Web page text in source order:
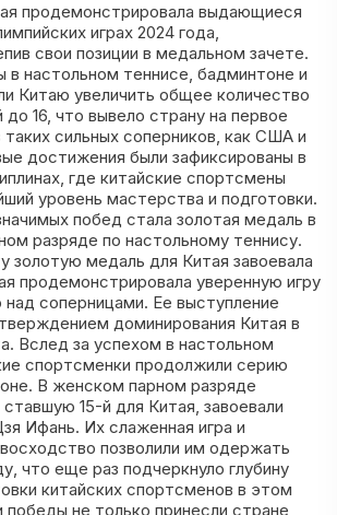
продемонстрировала выдающиеся
играх 2024 года,
свои позиции в медальном зачете.
в настольном теннисе, бадминтоне и
Китаю увеличить общее количество
16, что вывело страну на первое
сильных соперников, как США и
достижения были зафиксированы в
где китайские спортсмены
уровень мастерства и подготовки.
побед стала золотая медаль в
разряде по настольному теннису.
золотую медаль для Китая завоевала
продемонстрировала уверенную игру
соперницами. Ее выступление
доминирования Китая в
Вслед за успехом в настольном
спортсменки продолжили серию
В женском парном разряде
15-й для Китая, завоевали
Ифань. Их слаженная игра и
позволили им одержать
что еще раз подчеркнуло глубину
китайских спортсменов в этом
не только принесли стране